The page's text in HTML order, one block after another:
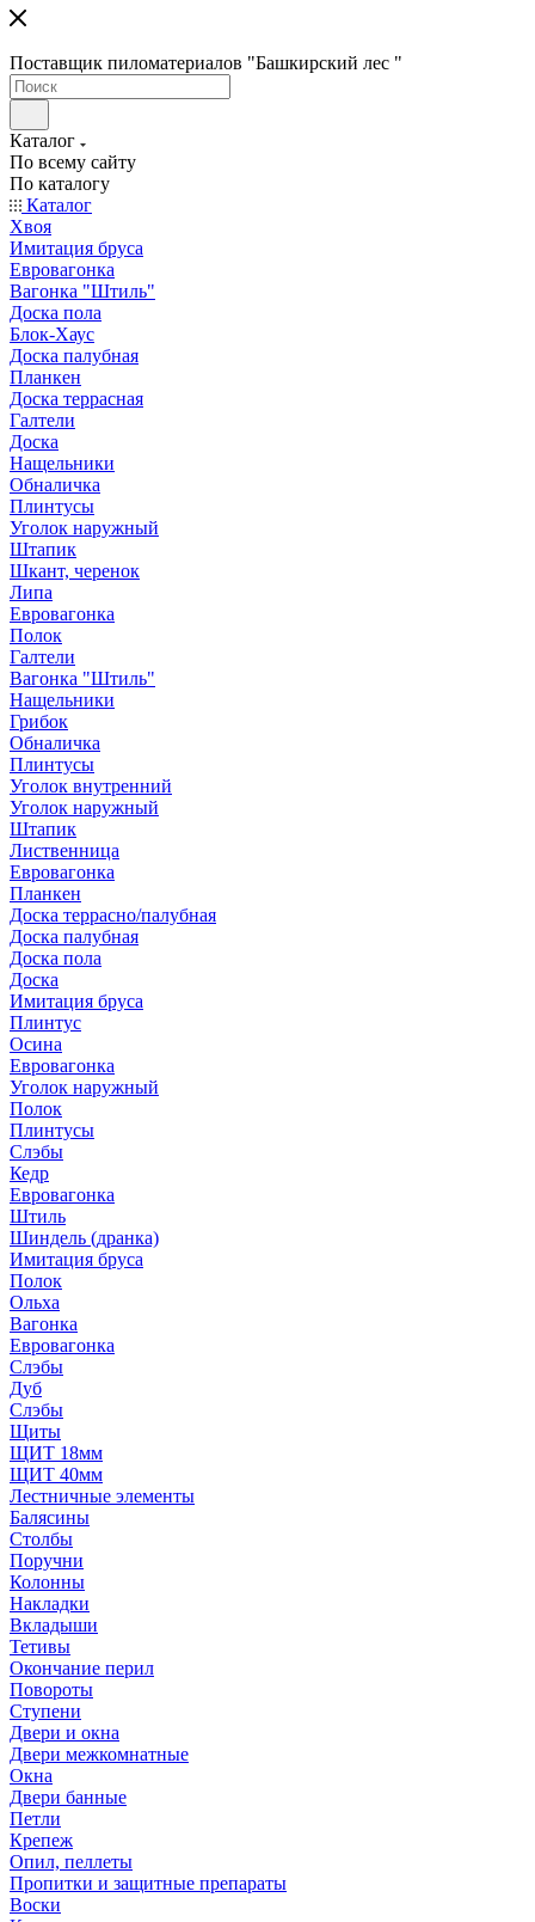
Поставщик пиломатериалов "Башкирский лес "
Каталог
По всему сайту
По каталогу
Каталог
Хвоя
Имитация бруса
Евровагонка
Вагонка "Штиль"
Доска пола
Блок-Хаус
Доска палубная
Планкен
Доска террасная
Галтели
Доска
Нащельники
Обналичка
Плинтусы
Уголок наружный
Штапик
Шкант, черенок
Липа
Евровагонка
Полок
Галтели
Вагонка "Штиль"
Нащельники
Грибок
Обналичка
Плинтусы
Уголок внутренний
Уголок наружный
Штапик
Лиственница
Евровагонка
Планкен
Доска террасно/палубная
Доска палубная
Доска пола
Доска
Имитация бруса
Плинтус
Осина
Евровагонка
Уголок наружный
Полок
Плинтусы
Слэбы
Кедр
Евровагонка
Штиль
Шиндель (дранка)
Имитация бруса
Полок
Ольха
Вагонка
Евровагонка
Слэбы
Дуб
Слэбы
Щиты
ЩИТ 18мм
ЩИТ 40мм
Лестничные элементы
Балясины
Столбы
Поручни
Колонны
Накладки
Вкладыши
Тетивы
Окончание перил
Повороты
Ступени
Двери и окна
Двери межкомнатные
Окна
Двери банные
Петли
Крепеж
Опил, пеллеты
Пропитки и защитные препараты
Воски